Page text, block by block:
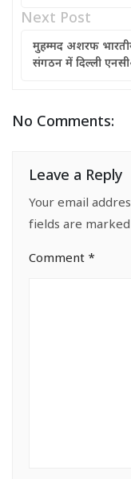
Next Post
मुहम्मद अशरफ
संगठन में दिल्ली
No Comments:
Leave a Reply
Your email
fields are marked
Comment *